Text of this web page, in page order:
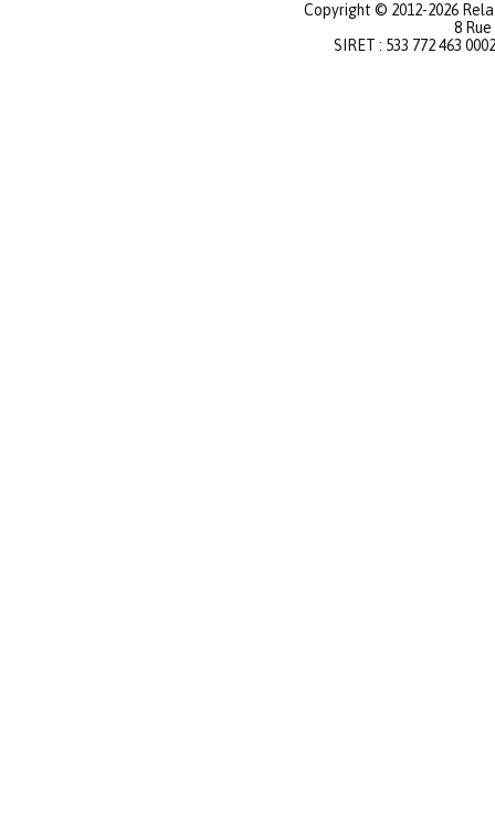
Copyright © 2012-2026
8
SIRET : 533 772 463